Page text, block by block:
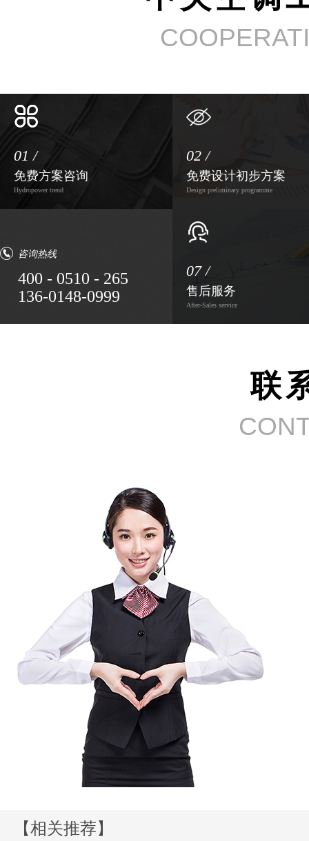
01 /
免费方案咨询
Hydropower trend
02 /
免费设计初步方案
Design preliminary programme
07 /
售后服务
After-Sales service
咨询热线
400 - 0510 - 265
136-0148-0999
联
【相关推荐】